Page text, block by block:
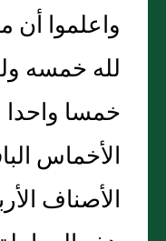
واعلموا
لله خمسه
خمسا
الأخماس
الأصناف